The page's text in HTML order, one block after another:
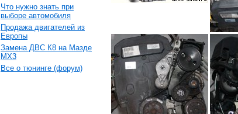
Что нужно знать при
выборе автомобиля
Продажа двигателей из
Европы
Замена ДВС К8 на Мазде
MX3
Все о тюнинге (форум)